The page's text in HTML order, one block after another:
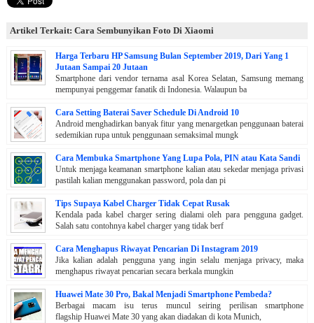
Artikel Terkait: Cara Sembunyikan Foto Di Xiaomi
Harga Terbaru HP Samsung Bulan September 2019, Dari Yang 1
Jutaan Sampai 20 Jutaan
Smartphone dari vendor ternama asal Korea Selatan, Samsung memang
mempunyai penggemar fanatik di Indonesia. Walaupun ba
Cara Setting Baterai Saver Schedule Di Android 10
Android menghadirkan banyak fitur yang menargetkan penggunaan baterai
sedemikian rupa untuk penggunaan semaksimal mungk
Cara Membuka Smartphone Yang Lupa Pola, PIN atau Kata Sandi
Untuk menjaga keamanan smartphone kalian atau sekedar menjaga privasi
pastilah kalian menggunakan password, pola dan pi
Tips Supaya Kabel Charger Tidak Cepat Rusak
Kendala pada kabel charger sering dialami oleh para pengguna gadget.
Salah satu contohnya kabel charger yang tidak berf
Cara Menghapus Riwayat Pencarian Di Instagram 2019
Jika kalian adalah pengguna yang ingin selalu menjaga privacy, maka
menghapus riwayat pencarian secara berkala mungkin
Huawei Mate 30 Pro, Bakal Menjadi Smartphone Pembeda?
Berbagai macam isu terus muncul seiring perilisan smartphone
flagship Huawei Mate 30 yang akan diadakan di kota Munich,